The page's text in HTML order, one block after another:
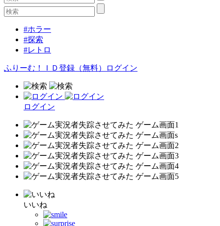
#ホラー
#探索
#レトロ
ふりーむ！ＩＤ登録（無料） ログイン
ログイン
いいね